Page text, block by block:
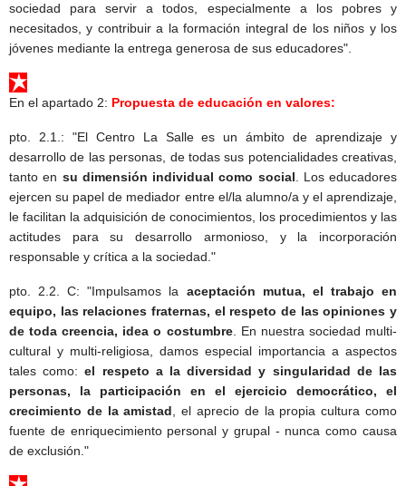
sociedad para servir a todos, especialmente a los pobres y
necesitados, y contribuir a la formación integral de los niños y los
jóvenes mediante la entrega generosa de sus educadores".
En el apartado 2: Propuesta de educación en valores:
pto. 2.1.: "El Centro La Salle es un ámbito de aprendizaje y
desarrollo de las personas, de todas sus potencialidades creativas,
tanto en su dimensión individual como social . Los educadores
ejercen su papel de mediador entre el/la alumno/a y el aprendizaje,
le facilitan la adquisición de conocimientos, los procedimientos y las
actitudes para su desarrollo armonioso, y la incorporación
responsable y crítica a la sociedad."
pto. 2.2. C: "Impulsamos la aceptación mutua, el trabajo en
equipo, las relaciones fraternas, el respeto de las opiniones y
de toda creencia, idea o costumbre. En nuestra sociedad multi-
cultural y multi-religiosa, damos especial importancia a aspectos
tales como:el respeto a la diversidad y singularidad de las
personas, la participación en el ejercicio democrático, el
crecimiento de la amistad , el aprecio de la propia cultura como
fuente de enriquecimiento personal y grupal - nunca como causa
de exclusión."